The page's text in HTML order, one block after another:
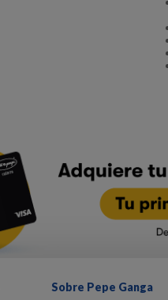
Sobre Pepe Ganga